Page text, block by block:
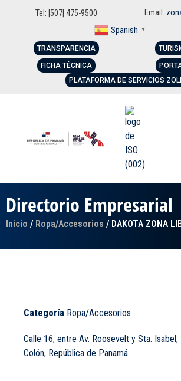
Tel: [507] 475-9500 Email:
Spanish ▼
TRANSPARENCIA
FICHA TÉCNICA
PLATAFORMA DE SERVICIOS
Directorio Empresarial
Inicio / Ropa/Accesorios / DAKOTA ZONA
Categoría Ropa/Accesorios
Calle 16, entre Av. Roosevelt y Sta.
Colón, República de Panamá.